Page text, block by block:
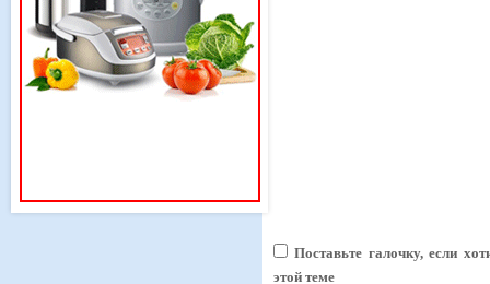
Поставьте галочку, если
этой теме